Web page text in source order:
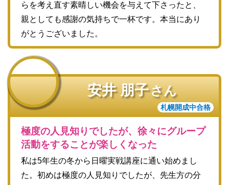
らを考え直す素晴しい機会を与えて下さったと、
親としても感謝の気持ちで一杯です。本当にあり
がとうございました。
安井 朋子さん
札幌開成中合格
極度の人見知りでしたが、徐々にグループ
活動をすることが楽しくなった
私は5年生の冬から日曜実戦講座に通い始めまし
た。初めは極度の人見知りでしたが、先生方の分